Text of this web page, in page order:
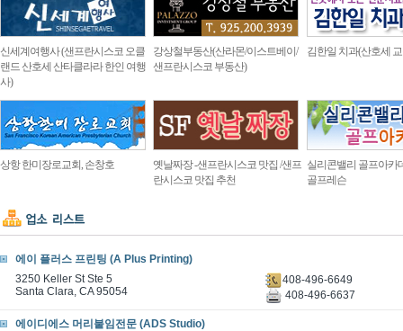
신세계여행사 (샌프란시스코 오클
랜드 산호세 산타클라라 한인 여행
사)
강상철부동산(산라몬/이스트베이/
샌프란시스코 부동산)
김한일 치과(산호세
상항 한미장로교회, 손창호
옛날짜장 -샌프란시스코 맛집 /샌프
란시스코 맛집 추천
실리콘밸리 골프아카
골프레슨
에이 플러스 프린팅 (A Plus Printing)
3250 Keller St Ste 5
Santa Clara, CA 95054
408-496-6649
408-496-6637
에이디에스 머리붙임전문 (ADS Studio)